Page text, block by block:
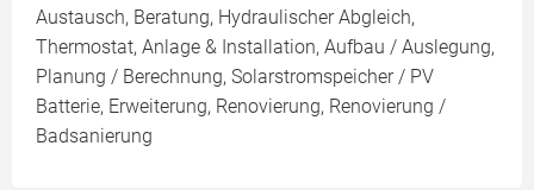
Austausch, Beratung, Hydraulischer Abgleich,
Thermostat, Anlage & Installation, Aufbau / Auslegung,
Planung / Berechnung, Solarstromspeicher / PV
Batterie, Erweiterung, Renovierung, Renovierung /
Badsanierung